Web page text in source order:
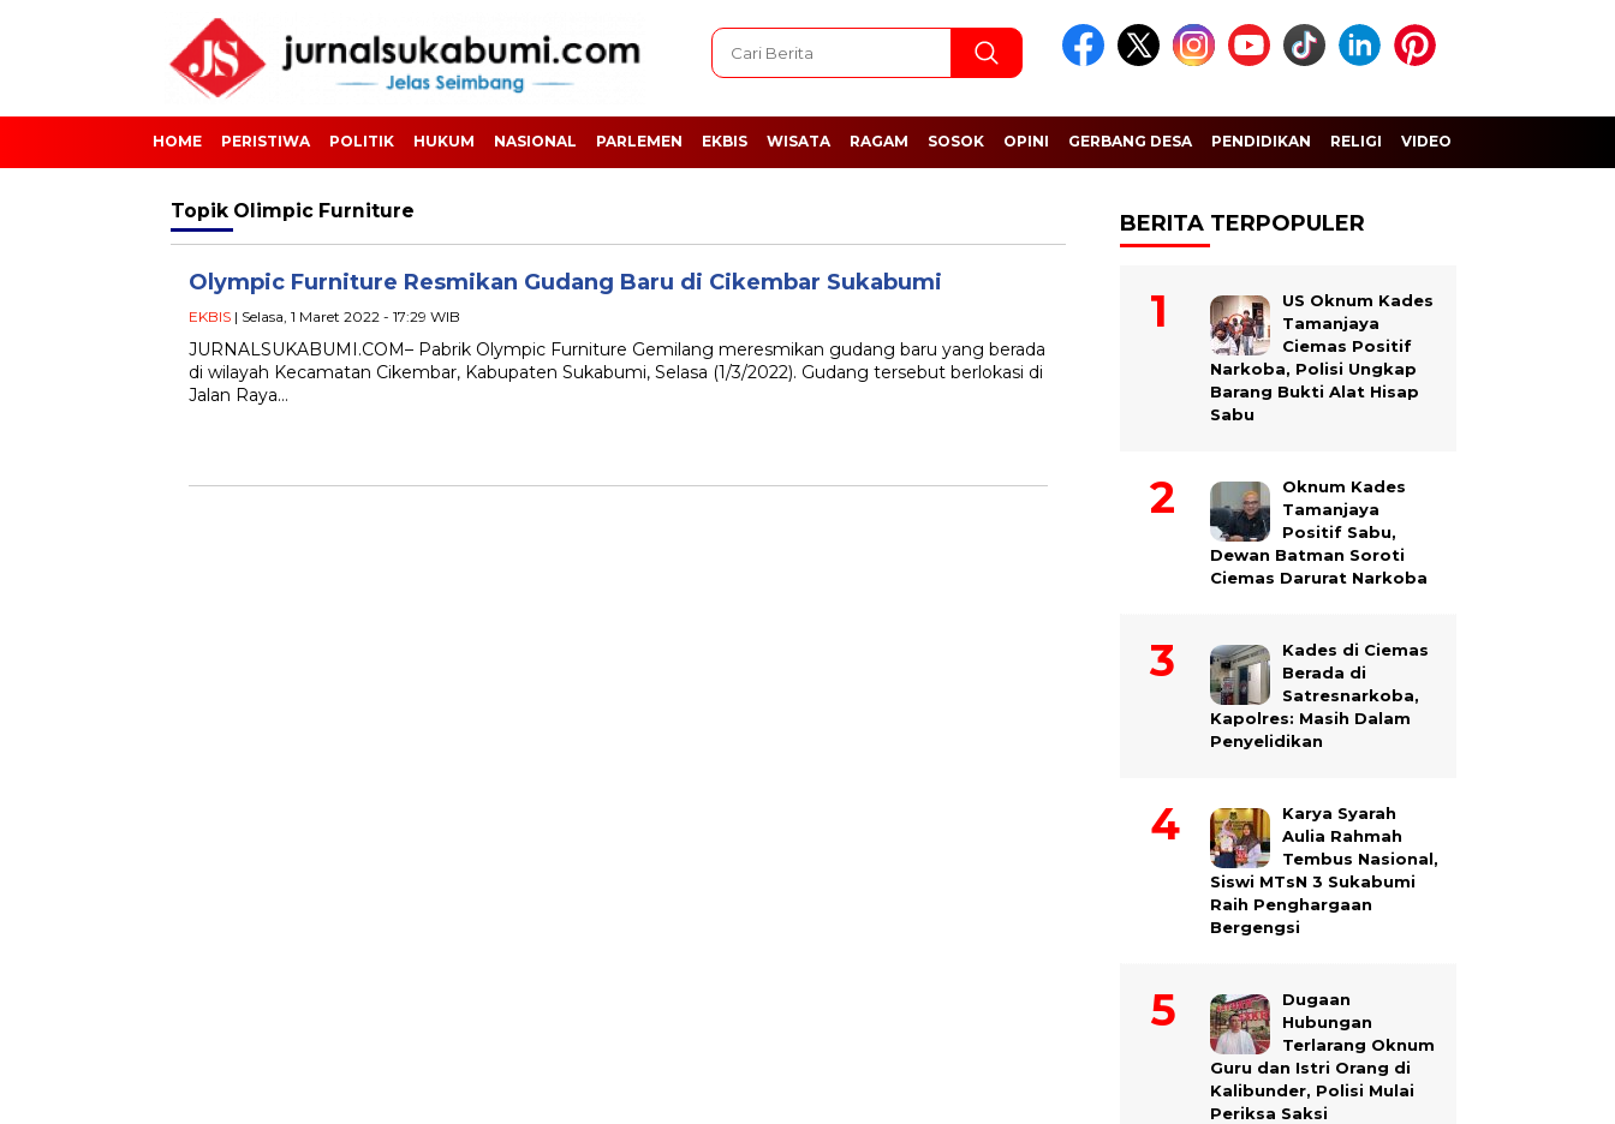
HOME PERISTIWA POLITIK HUKUM NASIONAL PARLEMEN EKBIS WISATA RAGAM SOSOK OPINI GERBANG DESA PENDIDIKAN RELIGI VIDEO
Topik Olimpic Furniture
Olympic Furniture Resmikan Gudang Baru di Cikembar Sukabumi
EKBIS | Selasa, 1 Maret 2022 - 17:29 WIB
JURNALSUKABUMI.COM– Pabrik Olympic Furniture Gemilang meresmikan gudang baru yang berada
di wilayah Kecamatan Cikembar, Kabupaten Sukabumi, Selasa (1/3/2022). Gudang tersebut berlokasi di
Jalan Raya…
BERITA TERPOPULER
US Oknum Kades
Tamanjaya
Ciemas Positif
Narkoba, Polisi Ungkap
Barang Bukti Alat Hisap
Sabu
Oknum Kades
Tamanjaya
Positif Sabu,
Dewan Batman Soroti
Ciemas Darurat Narkoba
Kades di Ciemas
Berada di
Satresnarkoba,
Kapolres: Masih Dalam
Penyelidikan
Karya Syarah
Aulia Rahmah
Tembus Nasional,
Siswi MTsN 3 Sukabumi
Raih Penghargaan
Bergengsi
Dugaan
Hubungan
Terlarang Oknum
Guru dan Istri Orang di
Kalibunder, Polisi Mulai
Periksa Saksi